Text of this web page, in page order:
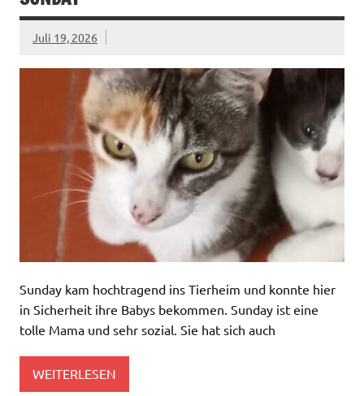
Juli 19, 2026
Sunday kam hochtragend ins Tierheim und konnte hier
in Sicherheit ihre Babys bekommen. Sunday ist eine
tolle Mama und sehr sozial. Sie hat sich auch
WEITERLESEN